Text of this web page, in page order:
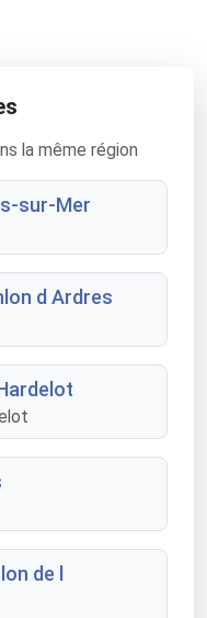
la même région
sur-Mer
d Ardres
de l